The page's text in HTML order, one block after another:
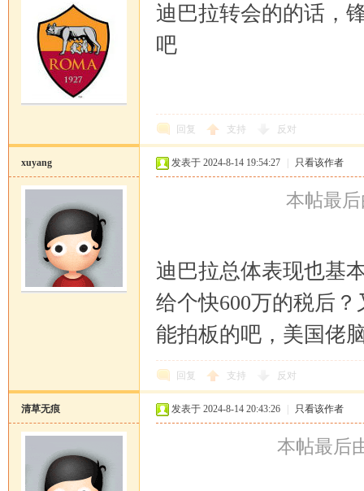
迪巴拉转会的的话，
吧
回复 支持 反对
xuyang 发表于 2024-8-14 19:54:27 只看该作者
本帖最后
迪巴拉总体表现也基
给个快600万的税后
能拍板的吧，美国佬
回复 支持 反对
清草无痕 发表于 2024-8-14 20:43:26 只看该作者
本帖最后